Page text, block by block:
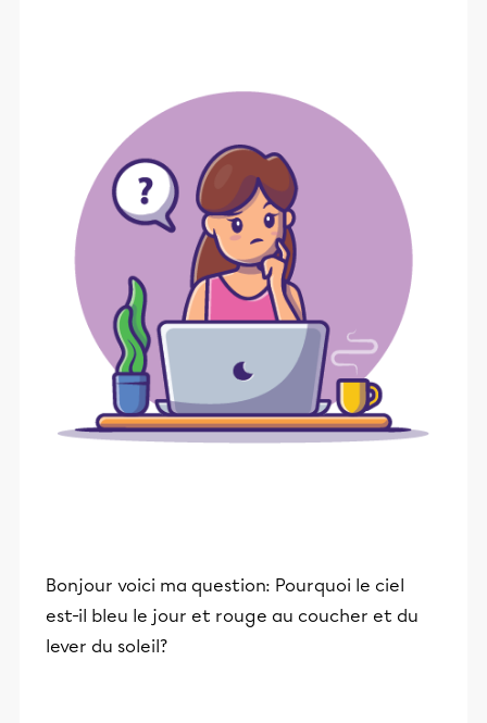
Bonjour voici ma question: Pourquoi le ciel
est-il bleu le jour et rouge au coucher et du
lever du soleil?